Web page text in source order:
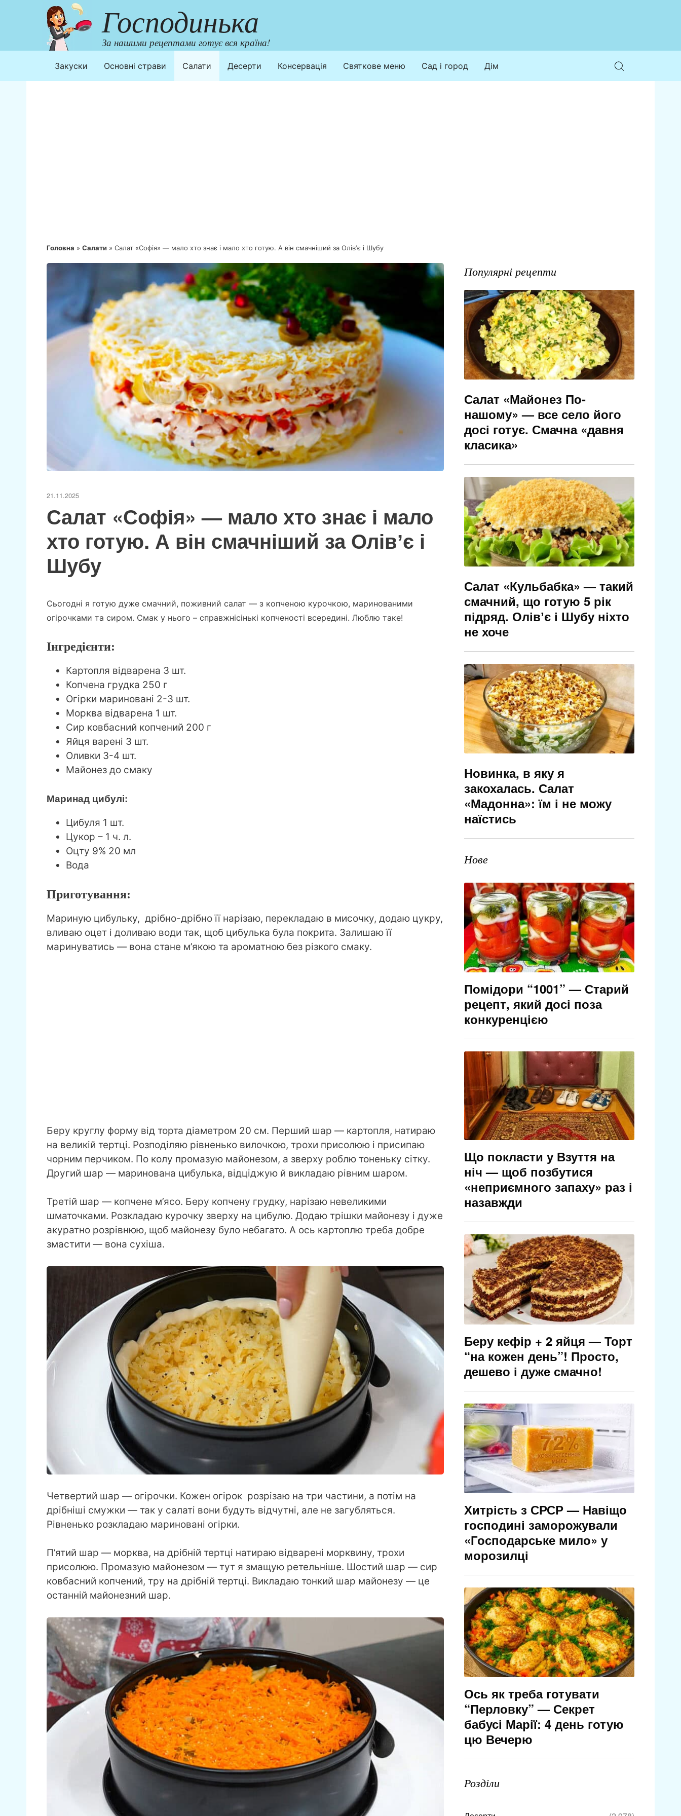
Господинька
За нашими рецептами готує вся країна!
Закуски Основні страви Салати Десерти Консервація Святкове меню Сад і город Дім
Головна » Салати » Салат «Софія» — мало хто знає і мало хто готую. А він смачніший за Олівʼє і Шубу
21.11.2025
Салат «Софія» — мало хто знає і мало
хто готую. А він смачніший за Олівʼє і
Шубу
Сьогодні я готую дуже смачний, поживний салат — з копченою курочкою, маринованими
огірочками та сиром. Смак у нього – справжнісінькі копченості всередині. Люблю таке!
Інгредієнти:
Картопля відварена 3 шт.
Копчена грудка 250 г
Огірки мариновані 2-3 шт.
Морква відварена 1 шт.
Сир ковбасний копчений 200 г
Яйця варені 3 шт.
Оливки 3-4 шт.
Майонез до смаку
Маринад цибулі:
Цибуля 1 шт.
Цукор – 1 ч. л.
Оцту 9% 20 мл
Вода
Приготування:
Мариную цибульку, дрібно-дрібно її нарізаю, перекладаю в мисочку, додаю цукру,
вливаю оцет і доливаю води так, щоб цибулька була покрита. Залишаю її
маринуватись — вона стане м’якою та ароматною без різкого смаку.
Беру круглу форму від торта діаметром 20 см. Перший шар — картопля, натираю
на великій тертці. Розподіляю рівненько вилочкою, трохи присолюю і присипаю
чорним перчиком. По колу промазую майонезом, а зверху роблю тоненьку сітку.
Другий шар — маринована цибулька, відціджую й викладаю рівним шаром.
Третій шар — копчене м’ясо. Беру копчену грудку, нарізаю невеликими
шматочками. Розкладаю курочку зверху на цибулю. Додаю трішки майонезу і дуже
акуратно розрівнюю, щоб майонезу було небагато. А ось картоплю треба добре
змастити — вона сухіша.
Четвертий шар — огірочки. Кожен огірок розрізаю на три частини, а потім на
дрібніші смужки — так у салаті вони будуть відчутні, але не загубляться.
Рівненько розкладаю мариновані огірки.
П’ятий шар — морква, на дрібній тертці натираю відварені морквину, трохи
присолюю. Промазую майонезом — тут я змащую ретельніше. Шостий шар — сир
ковбасний копчений, тру на дрібній тертці. Викладаю тонкий шар майонезу — це
останній майонезний шар.
Популярні рецепти
Салат «Майонез По-
нашому» — все село його
досі готує. Смачна «давня
класика»
Салат «Кульбабка» — такий
смачний, що готую 5 рік
підряд. Олівʼє і Шубу ніхто
не хоче
Новинка, в яку я
закохалась. Салат
«Мадонна»: їм і не можу
наїстись
Нове
Помідори “1001” — Старий
рецепт, який досі поза
конкуренцією
Що покласти у Взуття на
ніч — щоб позбутися
«неприємного запаху» раз і
назавжди
Беру кефір + 2 яйця — Торт
“на кожен день”! Просто,
дешево і дуже смачно!
Хитрість з СРСР — Навіщо
господині заморожували
«Господарське мило» у
морозилці
Ось як треба готувати
“Перловку” — Секрет
бабусі Марії: 4 день готую
цю Вечерю
Розділи